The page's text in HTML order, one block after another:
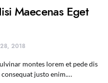
Maecenas Eget
2018
montes lorem et pede dis
justo enim.…